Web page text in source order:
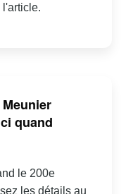
l'article.
quand
le 200e
les détails au